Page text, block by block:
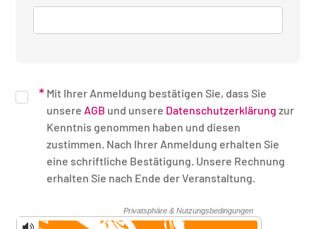
Mit Ihrer Anmeldung bestätigen Sie, dass Sie
unsere AGB und unsere Datenschutzerklärung zur
Kenntnis genommen haben und diesen
zustimmen. Nach Ihrer Anmeldung erhalten Sie
eine schriftliche Bestätigung. Unsere Rechnung
erhalten Sie nach Ende der Veranstaltung.
Sicherheitsüberprüfung